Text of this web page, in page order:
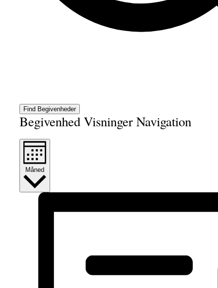
Find Begivenheder
Begivenhed Visninger Navigation
Måned